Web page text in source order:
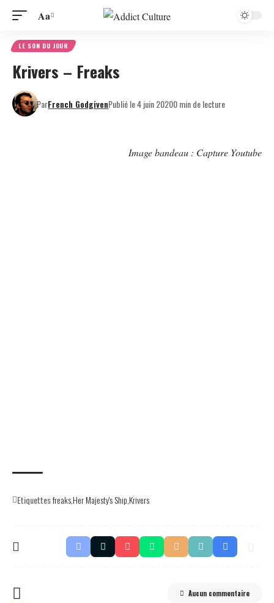
Aa
LE SON DU JOUR
Krivers – Freaks
ParFrench GodgivenPublié le 4 juin 20200 min de lecture
Image bandeau : Capture Youtube
EtiquettesfreaksHer Majesty's ShipKrivers
Aucun commentaire